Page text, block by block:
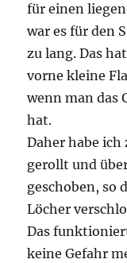
für einen
war es für den
zu lang. Das
vorne kleine
wenn man das
hat.
Daher habe
gerollt und
geschoben, so
Löcher
Das
keine Gefahr